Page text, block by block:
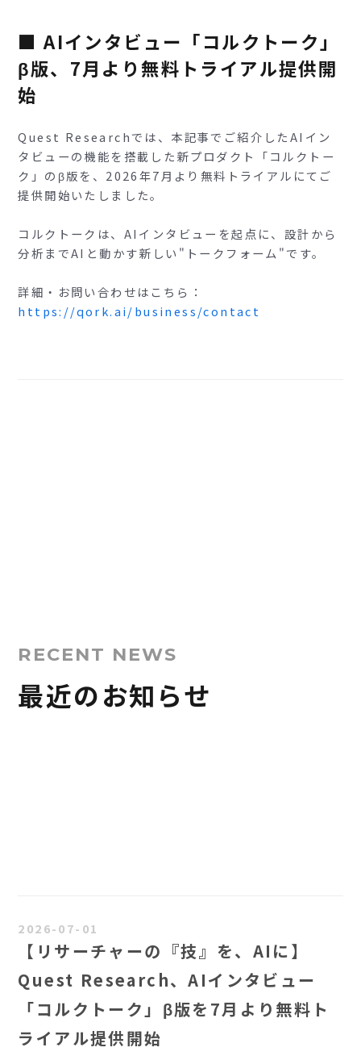
■ AIインタビュー「コルクトーク」
β版、7月より無料トライアル提供開
始
Quest Researchでは、本記事でご紹介したAIイン
タビューの機能を搭載した新プロダクト「コルクトー
ク」のβ版を、2026年7月より無料トライアルにてご
提供開始いたしました。
コルクトークは、AIインタビューを起点に、設計から
分析までAIと動かす新しい"トークフォーム"です。
詳細・お問い合わせはこちら：
https://qork.ai/business/contact
RECENT NEWS
最近のお知らせ
2026-07-01
【リサーチャーの『技』を、AIに】
Quest Research、AIインタビュー
「コルクトーク」β版を7月より無料ト
ライアル提供開始